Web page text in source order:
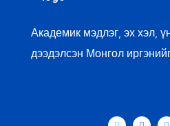
Академик мэдлэг, эх хэл,
дээдэлсэн Монгол